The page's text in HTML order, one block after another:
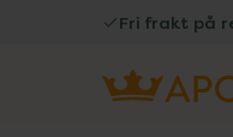
Fri frakt på